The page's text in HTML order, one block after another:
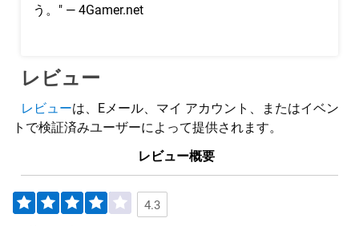
う。" — 4Gamer.net
レビュー
レビューは、Eメール、マイ アカウント、またはイベン
トで検証済みユーザーによって提供されます。
レビュー概要
4.3